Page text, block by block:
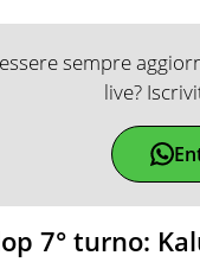
sempre
live?
7° turno: